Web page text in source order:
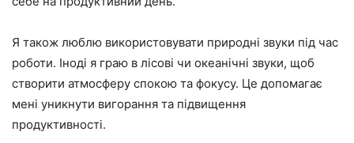
Я також люблю використовувати природні звуки під час
роботи. Іноді я граю в лісові чи океанічні звуки, щоб
створити атмосферу спокою та фокусу. Це допомагає
мені уникнути вигорання та підвищення
продуктивності.